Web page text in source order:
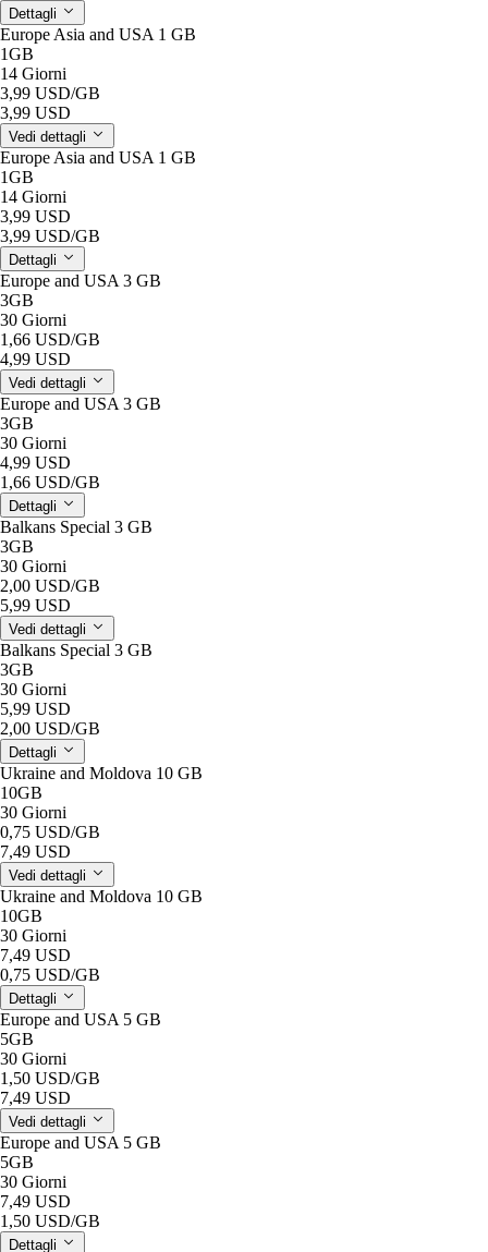
Dettagli
Europe Asia and USA 1 GB
1GB
14 Giorni
3,99 USD/GB
3,99 USD
Vedi dettagli
Europe Asia and USA 1 GB
1GB
14 Giorni
3,99 USD
3,99 USD/GB
Dettagli
Europe and USA 3 GB
3GB
30 Giorni
1,66 USD/GB
4,99 USD
Vedi dettagli
Europe and USA 3 GB
3GB
30 Giorni
4,99 USD
1,66 USD/GB
Dettagli
Balkans Special 3 GB
3GB
30 Giorni
2,00 USD/GB
5,99 USD
Vedi dettagli
Balkans Special 3 GB
3GB
30 Giorni
5,99 USD
2,00 USD/GB
Dettagli
Ukraine and Moldova 10 GB
10GB
30 Giorni
0,75 USD/GB
7,49 USD
Vedi dettagli
Ukraine and Moldova 10 GB
10GB
30 Giorni
7,49 USD
0,75 USD/GB
Dettagli
Europe and USA 5 GB
5GB
30 Giorni
1,50 USD/GB
7,49 USD
Vedi dettagli
Europe and USA 5 GB
5GB
30 Giorni
7,49 USD
1,50 USD/GB
Dettagli